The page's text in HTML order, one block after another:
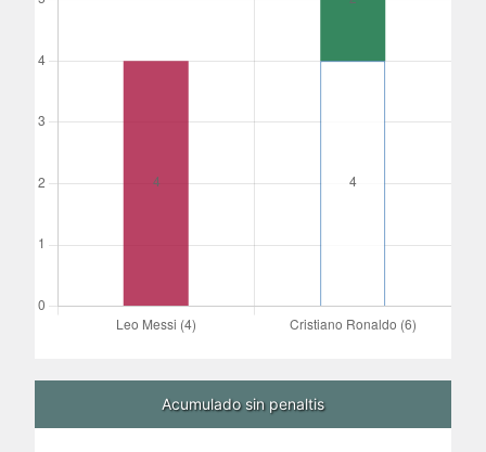
Acumulado sin penaltis